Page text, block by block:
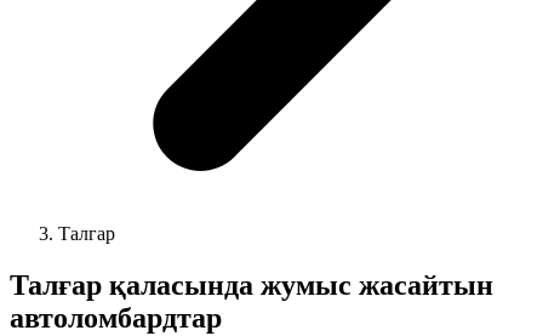
Талгар
Талғар қаласында жумыс жасайтын
автоломбардтар